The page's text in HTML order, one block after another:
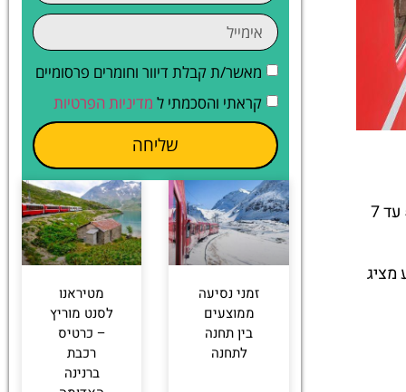
משך הנסיעה הכולל לדאבוס דרך ברנינה אקספרס משתנה בהתאם לנקודת המוצא, אך ברוב המקרים מדובר במסע של 5 עד 7
מציג
מאשר/ת קבלת דיוור וחומרים פרסומיים
קראתי והסכמתי ל מדיניות הפרטיות
שליחה
זמני נסיעה
ממוצעים
בין תחנה
לתחנה
מטיראנו
לסנט מוריץ
– כרטיס
רכבת
ברנינה